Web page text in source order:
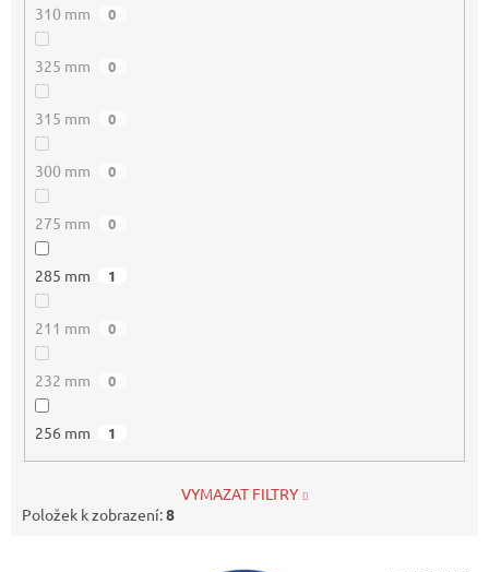
310 mm 0
325 mm 0
315 mm 0
300 mm 0
275 mm 0
285 mm 1
211 mm 0
232 mm 0
256 mm 1
VYMAZAT FILTRY
Položek k zobrazení:8